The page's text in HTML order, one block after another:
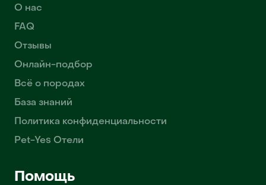
О нас
FAQ
Отзывы
Онлайн-подбор
Всё о породах
База знаний
Политика конфиденциальности
Pet-Yes Отели
Помощь